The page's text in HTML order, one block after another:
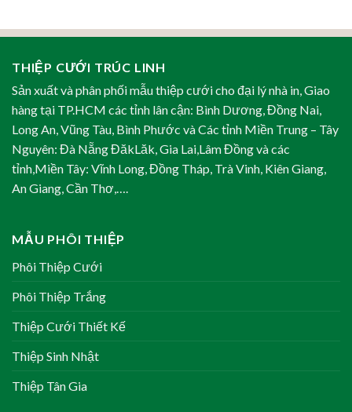
THIỆP CƯỚI TRÚC LINH
Sản xuất và phân phối mẫu thiệp cưới cho đại lý nhà in, Giao
hàng tại TP.HCM các tỉnh lân cận: Bình Dương, Đồng Nai,
Long An, Vũng Tàu, Bình Phước và Các tỉnh Miền Trung – Tây
Nguyên: Đà Nẵng ĐăkLăk, Gia Lai,Lâm Đồng và các
tỉnh,Miền Tây: Vĩnh Long, Đồng Tháp, Trà Vinh, Kiên Giang,
An Giang, Cần Thơ,….
MẪU PHÔI THIỆP
Phôi Thiệp Cưới
Phôi Thiệp Trắng
Thiệp Cưới Thiết Kế
Thiệp Sinh Nhật
Thiệp Tân Gia